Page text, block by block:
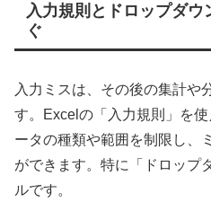
入力規則とドロップダ
ぐ
入力ミスは、その後の集計や
す。Excelの「入力規則」を
ータの種類や範囲を制限し、
ができます。特に「ドロップ
ルです。